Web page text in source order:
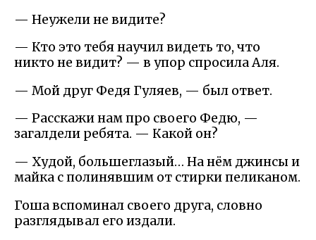
— Неужели не видите?
— Кто это тебя научил видеть то, что
никто не видит? — в упор спросила Аля.
— Мой друг Федя Гуляев, — был ответ.
— Расскажи нам про своего Федю, —
загалдели ребята. — Какой он?
— Худой, большеглазый… На нём джинсы и
майка с полинявшим от стирки пеликаном.
Гоша вспоминал своего друга, словно
разглядывал его издали.